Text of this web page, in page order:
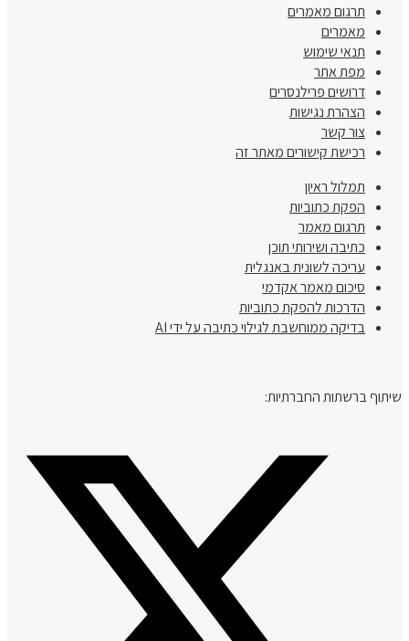
תרגום מאמרים
מאמרים
תנאי שימוש
מפת אתר
דרושים פרילנסרים
הצהרת נגישות
צור קשר
רכישת קישורים מאתר זה
תמלול ראיון
הפקת כתוביות
תרגום מאמר
כתיבה ושירותי תוכן
עריכה לשונית באנגלית
סיכום מאמר אקדמי
הדרכות להפקת כתוביות
בדיקה ממוחשבת לגילוי כתיבה על ידי AI
שיתוף ברשתות החברתיות: